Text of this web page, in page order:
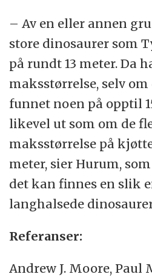
– Av en eller annen
store dinosaurer som
på rundt 13 meter. Da
maksstørrelse, selv
funnet noen på opptil
likevel ut som om de
maksstørrelse på
meter, sier Hurum,
det kan finnes en slik
langhalsede
Referanser:
Andrew J. Moore, Paul